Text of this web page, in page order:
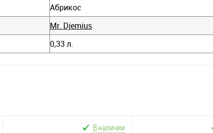
Абрикос
Mr. Djemius
0,33 л.
В наличии